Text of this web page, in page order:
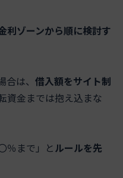
利ゾーンから順に検討す
合は、借入額をサイト制
資金までは抱え込まな
％まで」とルールを先